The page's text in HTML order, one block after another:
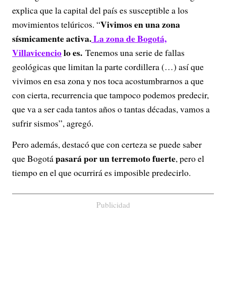
explica que la capital del país es susceptible a los
movimientos telúricos. “Vivimos en una zona
sísmicamente activa.La zona de Bogotá,
Villavicenciolo es. Tenemos una serie de fallas
geológicas que limitan la parte cordillera (…) así que
vivimos en esa zona y nos toca acostumbrarnos a que
con cierta, recurrencia que tampoco podemos predecir,
que va a ser cada tantos años o tantas décadas, vamos a
sufrir sismos”, agregó.
Pero además, destacó que con certeza se puede saber
que Bogotápasará por un terremoto fuerte, pero el
tiempo en el que ocurrirá es imposible predecirlo.
Publicidad